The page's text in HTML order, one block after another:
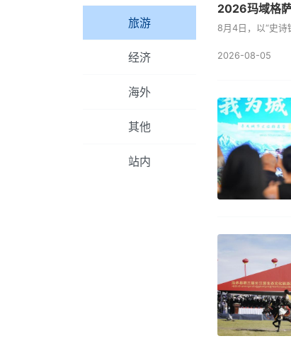
旅游
经济
海外
其他
站内
2026玛域格
8月4日，以“史
2026-08-05